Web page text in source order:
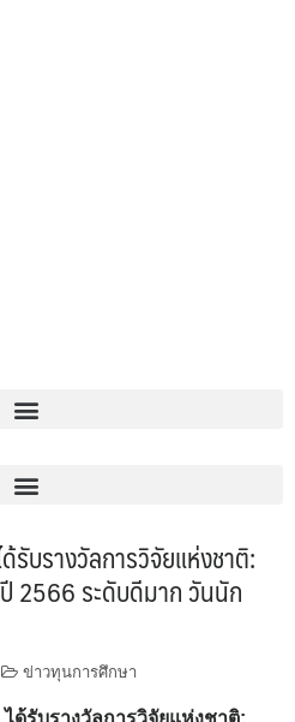
รับรางวัลการวิจัยแห่งชาติ:
2566 ระดับดีมาก วันนัก
ข่าวทุนการศึกษา
ด้รับรางวัลการวิจัยแห่งชาติ: